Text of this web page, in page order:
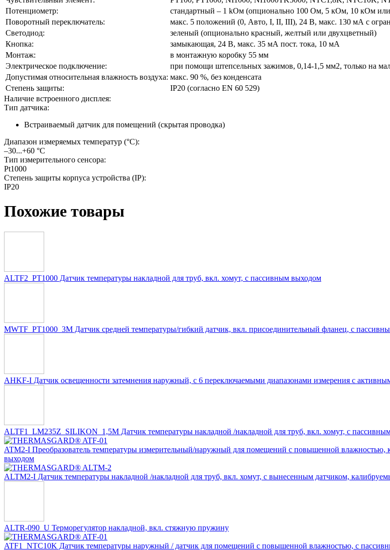
Потенциометр:
стандартный – 1 kОм (опционально 100 Ом, 5 кОм, 10 кОм
Поворотный переключатель:
макс. 5 положений (0, Авто, I, II, III), 24 B, макс. 130 мА с
Светодиод:
зеленый (опционально красный, желтый или двухцветный)
Кнопка:
замыкающая, 24 B, макс. 35 мА пост. тока, 10 мА
Монтаж:
в монтажную коробку 55 мм
Электрическое подключение:
при помощи штепсельных зажимов, 0,14-1,5 мм2, только на
Допустимая относительная влажность воздуха: макс. 90 %, без конденсата
Степень защиты:
IP20 (согласно EN 60 529)
Наличие встроенного дисплея:
Тип датчика:
Встраиваемый датчик для помещений (скрытая проводка)
Диапазон измеряемых температур (°С):
–30...+60 °C
Тип измерительного сенсора:
Pt1000
Степень защиты корпуса устройства (IP):
IP20
Похожие товары
ALTF2_PT1000 Датчик температуры накладной для труб, вкл. хомут, с пассивным выходом
MWTF_PT1000_3M Датчик средней температуры/гибкий датчик, вкл. присоединительный фланец, с
AHKF-I Датчик освещенности затемнения наружный, с 6 переключаемыми диапазонами измерения с
ALTF1_LM235Z_SILIKON_1,5M Датчик температуры накладной /накладной для труб, вкл. хомут, с
ATM2-I Преобразователь температуры измерительный/наружный для помещений с повышенной
выходом
ALTM2-I Датчик температуры накладной /накладной для труб, вкл. хомут, с вынесенным датчиком,
ALTR-090_U Терморегулятор накладной, вкл. стяжную пружину
ATF1_NTC10K Датчик температуры наружный / датчик для помещений с повышенной влажностью, с